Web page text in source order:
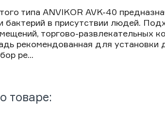
типа ANVIKOR AVK-40
бактерий в присутствии людей.
торгово-развлекательных
рекомендованная для установки
ре...
товаре: